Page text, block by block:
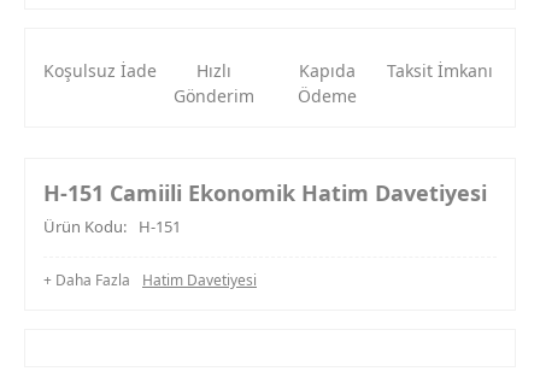
Koşulsuz İade
Hızlı
Gönderim
Kapıda
Ödeme
Taksit İmkanı
H-151 Camiili Ekonomik Hatim Davetiyesi
Ürün Kodu: H-151
+ Daha Fazla Hatim Davetiyesi